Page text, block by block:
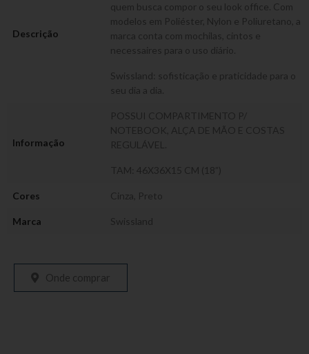
Descrição
quem busca compor o seu look office. Com
modelos em Poliéster, Nylon e Poliuretano, a
marca conta com mochilas, cintos e
necessaires para o uso diário.
Swissland: sofisticação e praticidade para o
seu dia a dia.
Informação
POSSUI COMPARTIMENTO P/
NOTEBOOK, ALÇA DE MÃO E COSTAS
REGULÁVEL.
TAM: 46X36X15 CM (18”)
Cores Cinza Preto
Marca Swissland
Onde comprar